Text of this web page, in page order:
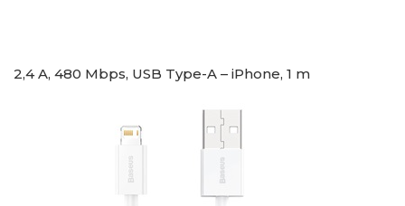
2,4 A, 480 Mbps, USB Type-A – iPhone, 1 m